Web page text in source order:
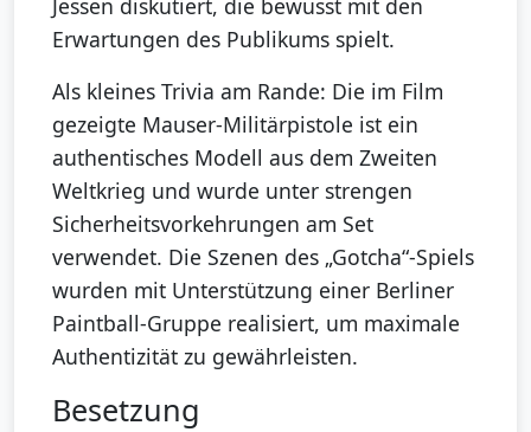
Jessen diskutiert, die bewusst mit den
Erwartungen des Publikums spielt.
Als kleines Trivia am Rande: Die im Film
gezeigte Mauser-Militärpistole ist ein
authentisches Modell aus dem Zweiten
Weltkrieg und wurde unter strengen
Sicherheitsvorkehrungen am Set
verwendet. Die Szenen des „Gotcha“-Spiels
wurden mit Unterstützung einer Berliner
Paintball-Gruppe realisiert, um maximale
Authentizität zu gewährleisten.
Besetzung